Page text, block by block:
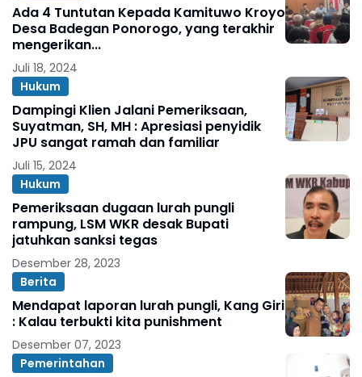
Ada 4 Tuntutan Kepada Kamituwo Kroyo
Desa Badegan Ponorogo, yang terakhir
mengerikan...
Juli 18, 2024
Hukum
Dampingi Klien Jalani Pemeriksaan,
Suyatman, SH, MH : Apresiasi penyidik
JPU sangat ramah dan familiar
Juli 15, 2024
Hukum
Pemeriksaan dugaan lurah pungli
rampung, LSM WKR desak Bupati
jatuhkan sanksi tegas
Desember 28, 2023
Berita
Mendapat laporan lurah pungli, Kang Giri
: Kalau terbukti kita punishment
Desember 07, 2023
Pemerintahan